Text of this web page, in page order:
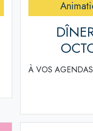
À VOS